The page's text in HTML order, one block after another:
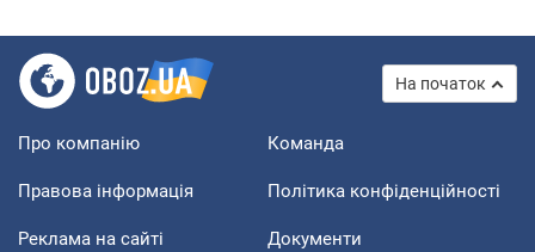
На початок
Про компанію Команда
Правова інформація Політика конфіденційності
Реклама на сайті Документи